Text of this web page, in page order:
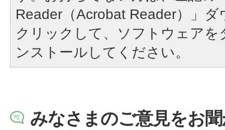
Reader（Acrobat Reader）」
クリックして、ソフトウェア
ンストールしてください。
みなさまのご意見をお